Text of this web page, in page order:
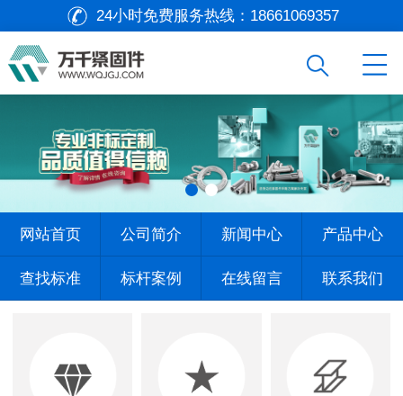
24小时免费服务热线： 18661069357
网站首页 公司简介 新闻中心 产品中心
查找标准 标杆案例 在线留言 联系我们